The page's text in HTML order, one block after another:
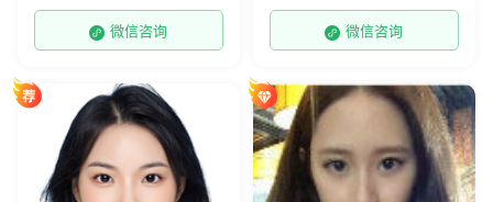
微信咨询 微信咨询